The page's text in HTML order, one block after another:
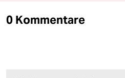
0 Kommentare